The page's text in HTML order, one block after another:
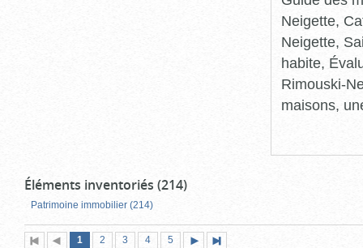
Neigette,
Neigette,
habite,
Rimouski-
maisons,
Éléments inventoriés (214)
Patrimoine immobilier (214)
PremièrePage
Page
1 (pagePage
2 Page
3 Page
4 Page
5